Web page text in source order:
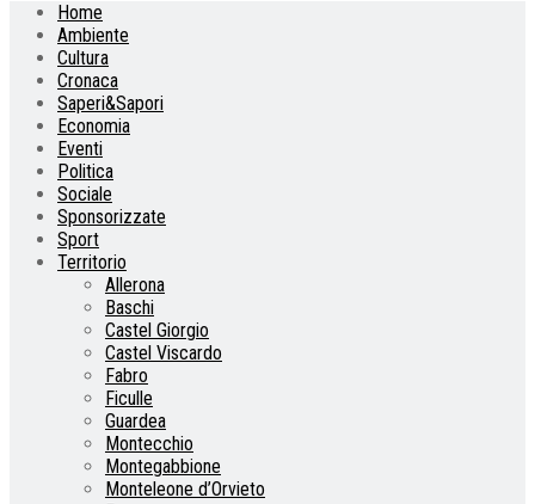
Home
Ambiente
Cultura
Cronaca
Saperi&Sapori
Economia
Eventi
Politica
Sociale
Sponsorizzate
Sport
Territorio
Allerona
Baschi
Castel Giorgio
Castel Viscardo
Fabro
Ficulle
Guardea
Montecchio
Montegabbione
Monteleone d’Orvieto